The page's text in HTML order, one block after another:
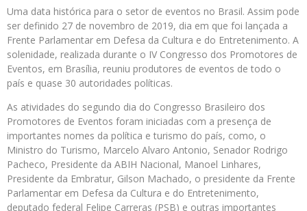
Uma data histórica para o setor de eventos no Brasil. Assim pode
ser definido 27 de novembro de 2019, dia em que foi lançada a
Frente Parlamentar em Defesa da Cultura e do Entretenimento. A
solenidade, realizada durante o IV Congresso dos Promotores de
Eventos, em Brasília, reuniu produtores de eventos de todo o
país e quase 30 autoridades políticas.
As atividades do segundo dia do Congresso Brasileiro dos
Promotores de Eventos foram iniciadas com a presença de
importantes nomes da política e turismo do país, como, o
Ministro do Turismo, Marcelo Alvaro Antonio, Senador Rodrigo
Pacheco, Presidente da ABIH Nacional, Manoel Linhares,
Presidente da Embratur, Gilson Machado, o presidente da Frente
Parlamentar em Defesa da Cultura e do Entretenimento,
deputado federal Felipe Carreras (PSB) e outras importantes